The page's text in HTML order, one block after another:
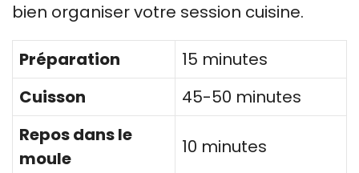
bien organiser votre session cuisine.
Préparation
15 minutes
Cuisson
45-50 minutes
Repos dans le
moule
10 minutes